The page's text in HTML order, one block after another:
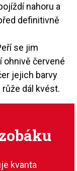
nahoru a
definitivně
se jim
ohnivě červené
jejich barvy
dál kvést.
kvanta